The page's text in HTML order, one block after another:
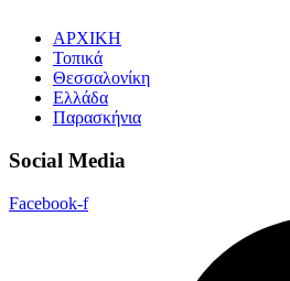
ΑΡΧΙΚΗ
Τοπικά
Θεσσαλονίκη
Ελλάδα
Παρασκήνια
Social Media
Facebook-f